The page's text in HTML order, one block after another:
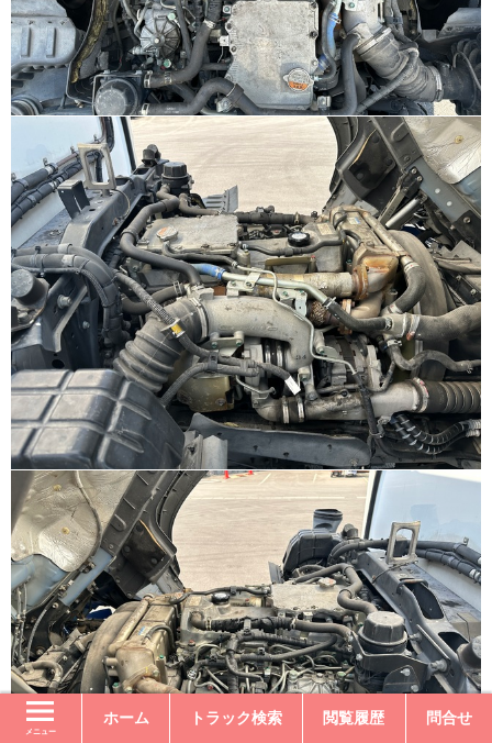
メニュー
ホーム トラック検索 閲覧履歴 問合せ